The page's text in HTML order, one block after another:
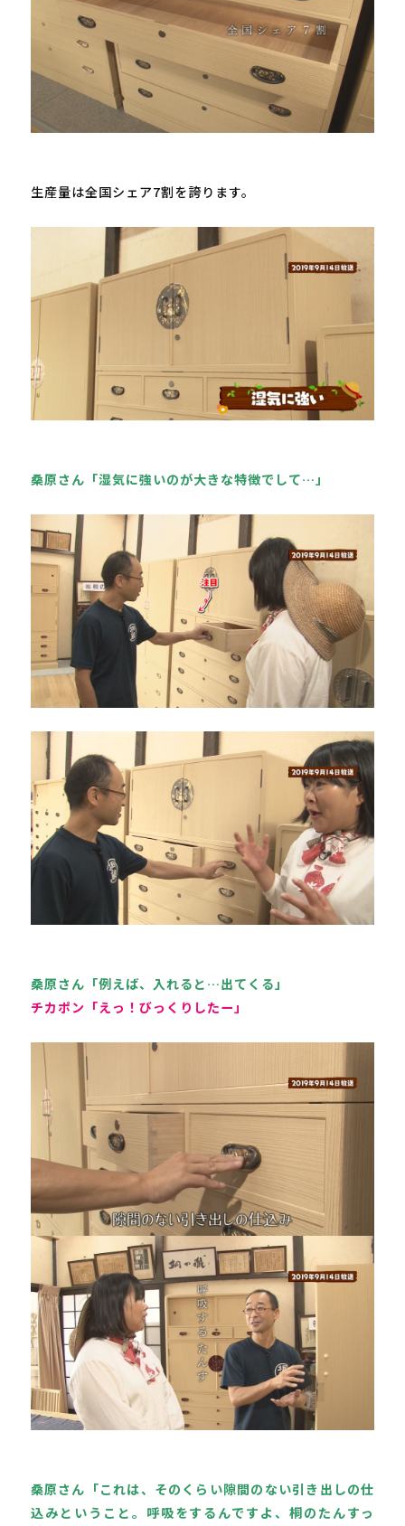
生産量は全国シェア7割を誇ります。
桑原さん「湿気に強いのが大きな特徴でして…」
桑原さん「例えば、入れると…出てくる」
チカポン「えっ！びっくりしたー」
桑原さん「これは、そのくらい隙間のない引き出しの仕
込みということ。呼吸をするんですよ、桐のたんすっ